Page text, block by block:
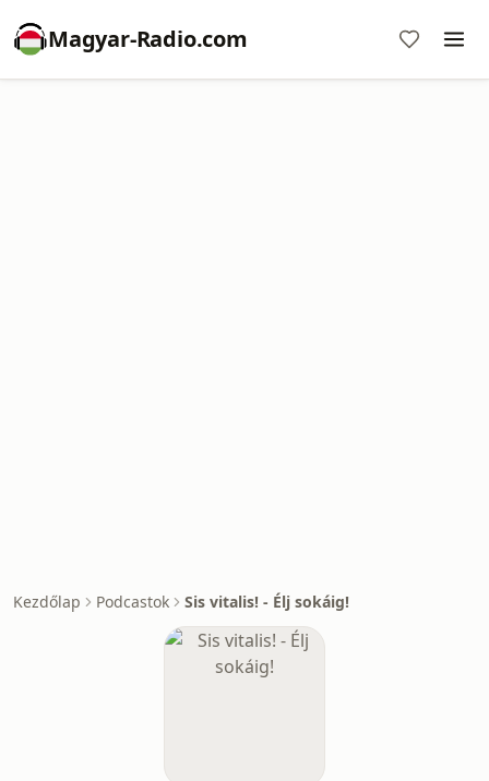
Magyar-Radio.com
Kezdőlap Podcastok Sis vitalis! - Élj sokáig!